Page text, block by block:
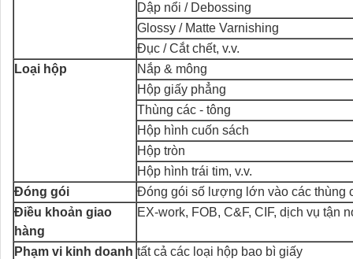
Dập nổi / Debossing
Glossy / Matte Varnishing
Đục / Cắt chết, v.v.
Loại hộp
Nắp & mông
Hộp giấy phẳng
Thùng các - tông
Hộp hình cuốn sách
Hộp tròn
Hộp hình trái tim, v.v.
Đóng gói
Đóng gói số lượng lớn vào các thùng
Điều khoản giao
hàng
EX-work, FOB, C&F, CIF, dịch vụ tận
Phạm vi kinh doanh tất cả các loại hộp bao bì giấy